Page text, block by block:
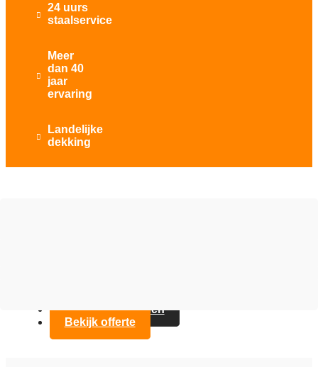

24 uurs
staalservice

Meer
dan 40
jaar
ervaring

Landelijke
dekking
Contact opnemen
Bekijk offerte